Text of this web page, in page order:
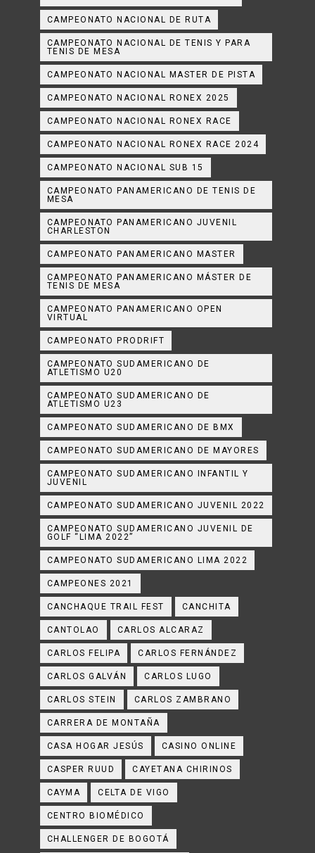
CAMPEONATO NACIONAL DE RUTA
CAMPEONATO NACIONAL DE TENIS Y PARA
TENIS DE MESA
CAMPEONATO NACIONAL MASTER DE PISTA
CAMPEONATO NACIONAL RONEX 2025
CAMPEONATO NACIONAL RONEX RACE
CAMPEONATO NACIONAL RONEX RACE 2024
CAMPEONATO NACIONAL SUB 15
CAMPEONATO PANAMERICANO DE TENIS DE
MESA
CAMPEONATO PANAMERICANO JUVENIL
CHARLESTON
CAMPEONATO PANAMERICANO MASTER
CAMPEONATO PANAMERICANO MÁSTER DE
TENIS DE MESA
CAMPEONATO PANAMERICANO OPEN
VIRTUAL
CAMPEONATO PRODRIFT
CAMPEONATO SUDAMERICANO DE
ATLETISMO U20
CAMPEONATO SUDAMERICANO DE
ATLETISMO U23
CAMPEONATO SUDAMERICANO DE BMX
CAMPEONATO SUDAMERICANO DE MAYORES
CAMPEONATO SUDAMERICANO INFANTIL Y
JUVENIL
CAMPEONATO SUDAMERICANO JUVENIL 2022
CAMPEONATO SUDAMERICANO JUVENIL DE
GOLF “LIMA 2022”
CAMPEONATO SUDAMERICANO LIMA 2022
CAMPEONES 2021
CANCHAQUE TRAIL FEST CANCHITA
CANTOLAO CARLOS ALCARAZ
CARLOS FELIPA CARLOS FERNÁNDEZ
CARLOS GALVÁN CARLOS LUGO
CARLOS STEIN CARLOS ZAMBRANO
CARRERA DE MONTAÑA
CASA HOGAR JESÚS CASINO ONLINE
CASPER RUUD CAYETANA CHIRINOS
CAYMA CELTA DE VIGO
CENTRO BIOMÉDICO
CHALLENGER DE BOGOTÁ